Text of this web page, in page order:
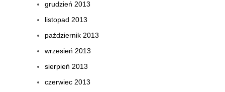
grudzień 2013
listopad 2013
październik 2013
wrzesień 2013
sierpień 2013
czerwiec 2013